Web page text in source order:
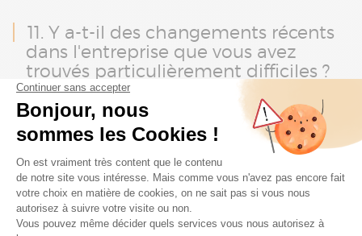
11. Y a-t-il des changements récents
dans l'entreprise que vous avez
trouvés particulièrement difficiles ?
Cette question vous aide à identifier les défis
rencontrés par votre employé. Une fois identifiés,
développez des stratégies pour surmonter ces
défis. Cela peut inclure des modifications de
processus, une formation supplémentaire ou un
soutien de la direction. L'objectif est de montrer
que vous êtes à l'écoute et prêt à apporter des
améliorations constructives !